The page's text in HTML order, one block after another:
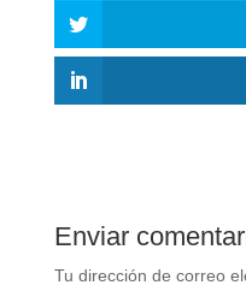
Enviar
Tu dirección de correo